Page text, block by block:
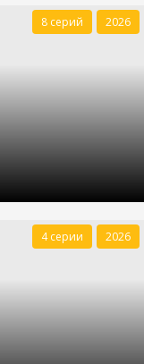
8 серий 2026
4 серии 2026